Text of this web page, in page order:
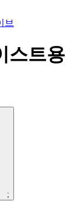
브
스트용
;